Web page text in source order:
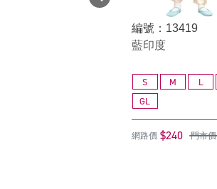
編號：13419
藍印度
S M L
GL
網路價 $240 門市價